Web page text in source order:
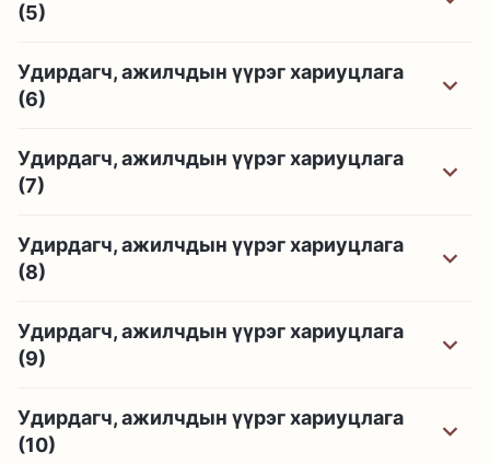
(5)
Удирдагч, ажилчдын үүрэг хариуцлага
(6)
Удирдагч, ажилчдын үүрэг хариуцлага
(7)
Удирдагч, ажилчдын үүрэг хариуцлага
(8)
Удирдагч, ажилчдын үүрэг хариуцлага
(9)
Удирдагч, ажилчдын үүрэг хариуцлага
(10)